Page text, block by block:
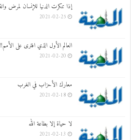
إذا تنكرت الدنيا للإنسان لمرض
2021-02-25
العالم الأول الذي افترى على الأمم!!
2021-02-20
معارك الأحزاب في الغرب
2021-02-18
لا حياة إلا بطاعة الله
2021-02-13